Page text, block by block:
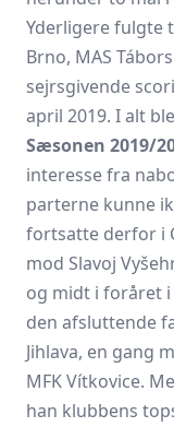
Yderligere fulgte
Brno, MAS
sejrsgivende
april 2019. I alt
Sæsonen 2019/
interesse fra
parterne kunne
fortsatte derfor i
mod Slavoj
og midt i foråret i
den afsluttende
Jihlava, en gang
MFK Vítkovice.
han klubbens